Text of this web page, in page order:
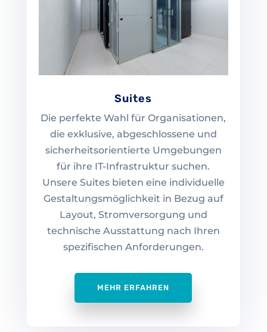
Suites
Die perfekte Wahl für Organisationen,
die exklusive, abgeschlossene und
sicherheitsorientierte Umgebungen
für ihre IT-Infrastruktur suchen.
Unsere Suites bieten eine individuelle
Gestaltungsmöglichkeit in Bezug auf
Layout, Stromversorgung und
technische Ausstattung nach Ihren
spezifischen Anforderungen.
MEHR ERFAHREN